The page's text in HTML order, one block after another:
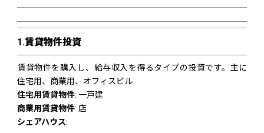
1.賃貸物件投資
賃貸物件を購入し、給与収入を得るタイプの投資です。主に
住宅用、商業用、オフィスビル
住宅用賃貸物件: 一戸建
商業用賃貸物件: 店
シェアハウス: